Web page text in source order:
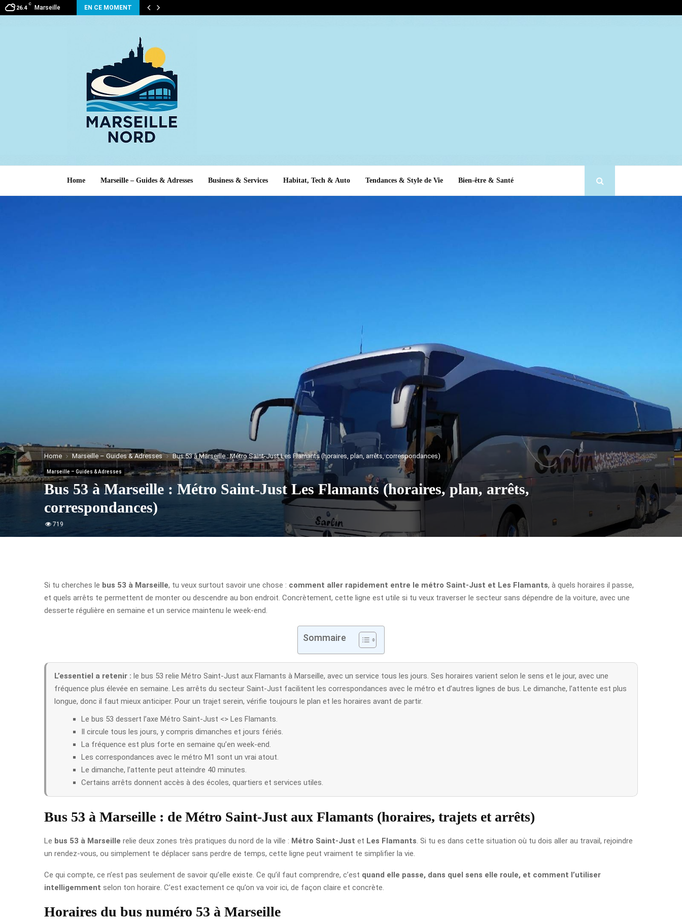
26.4
C
Marseille EN CE MOMENT
Home Marseille – Guides & Adresses Business & Services Habitat, Tech & Auto Tendances & Style de Vie Bien-être & Santé
Home Marseille – Guides & Adresses Bus 53 à Marseille : Métro Saint-Just Les Flamants (horaires, plan, arrêts, correspondances)
Marseille – Guides & Adresses
Bus 53 à Marseille : Métro Saint-Just Les Flamants (horaires, plan, arrêts,
correspondances)
719
Si tu cherches le bus 53 à Marseille, tu veux surtout savoir une chose : comment aller rapidement entre le métro Saint-Just et Les Flamants, à quels horaires il passe,
et quels arrêts te permettent de monter ou descendre au bon endroit. Concrètement, cette ligne est utile si tu veux traverser le secteur sans dépendre de la voiture, avec une
desserte régulière en semaine et un service maintenu le week-end.
Sommaire
L’essentiel a retenir : le bus 53 relie Métro Saint-Just aux Flamants à Marseille, avec un service tous les jours. Ses horaires varient selon le sens et le jour, avec une
fréquence plus élevée en semaine. Les arrêts du secteur Saint-Just facilitent les correspondances avec le métro et d’autres lignes de bus. Le dimanche, l’attente est plus
longue, donc il faut mieux anticiper. Pour un trajet serein, vérifie toujours le plan et les horaires avant de partir.
Le bus 53 dessert l’axe Métro Saint-Just <> Les Flamants.
Il circule tous les jours, y compris dimanches et jours fériés.
La fréquence est plus forte en semaine qu’en week-end.
Les correspondances avec le métro M1 sont un vrai atout.
Le dimanche, l’attente peut atteindre 40 minutes.
Certains arrêts donnent accès à des écoles, quartiers et services utiles.
Bus 53 à Marseille : de Métro Saint-Just aux Flamants (horaires, trajets et arrêts)
Le bus 53 à Marseille relie deux zones très pratiques du nord de la ville : Métro Saint-Just et Les Flamants . Si tu es dans cette situation où tu dois aller au travail, rejoindre
un rendez-vous, ou simplement te déplacer sans perdre de temps, cette ligne peut vraiment te simplifier la vie.
Ce qui compte, ce n’est pas seulement de savoir qu’elle existe. Ce qu’il faut comprendre, c’est quand elle passe, dans quel sens elle roule, et comment l’utiliser
intelligemment selon ton horaire. C’est exactement ce qu’on va voir ici, de façon claire et concrète.
Horaires du bus numéro 53 à Marseille